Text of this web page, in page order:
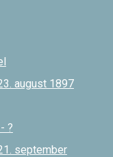
august 1897
?
september